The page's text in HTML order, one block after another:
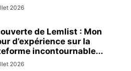
2026
de Lemlist : Mon
d’expérience sur la
incontournable...
2026